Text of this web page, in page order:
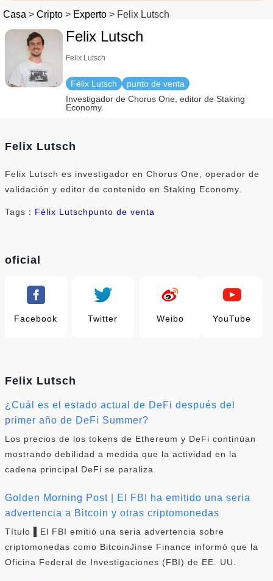
Casa > Cripto > Experto > Felix Lutsch
Felix Lutsch
Felix Lutsch
Félix Lutsch
punto de venta
Investigador de Chorus One, editor de Staking
Economy.
Felix Lutsch
Felix Lutsch es investigador en Chorus One, operador de
validación y editor de contenido en Staking Economy.
Tags： Félix Lutschpunto de venta
oficial
Facebook Twitter Weibo YouTube
Felix Lutsch
¿Cuál es el estado actual de DeFi después del
primer año de DeFi Summer?
Los precios de los tokens de Ethereum y DeFi continúan
mostrando debilidad a medida que la actividad en la
cadena principal DeFi se paraliza.
Golden Morning Post | El FBI ha emitido una seria
advertencia a Bitcoin y otras criptomonedas
Título ▌El FBI emitió una seria advertencia sobre
criptomonedas como BitcoinJinse Finance informó que la
Oficina Federal de Investigaciones (FBI) de EE. UU.